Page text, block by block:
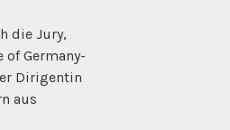
die Jury,
of Germany-
Dirigentin
aus